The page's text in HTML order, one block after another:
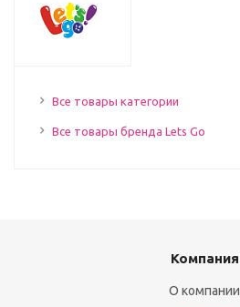
Все товары категории
Все товары бренда Lets Go
Компания
О компании